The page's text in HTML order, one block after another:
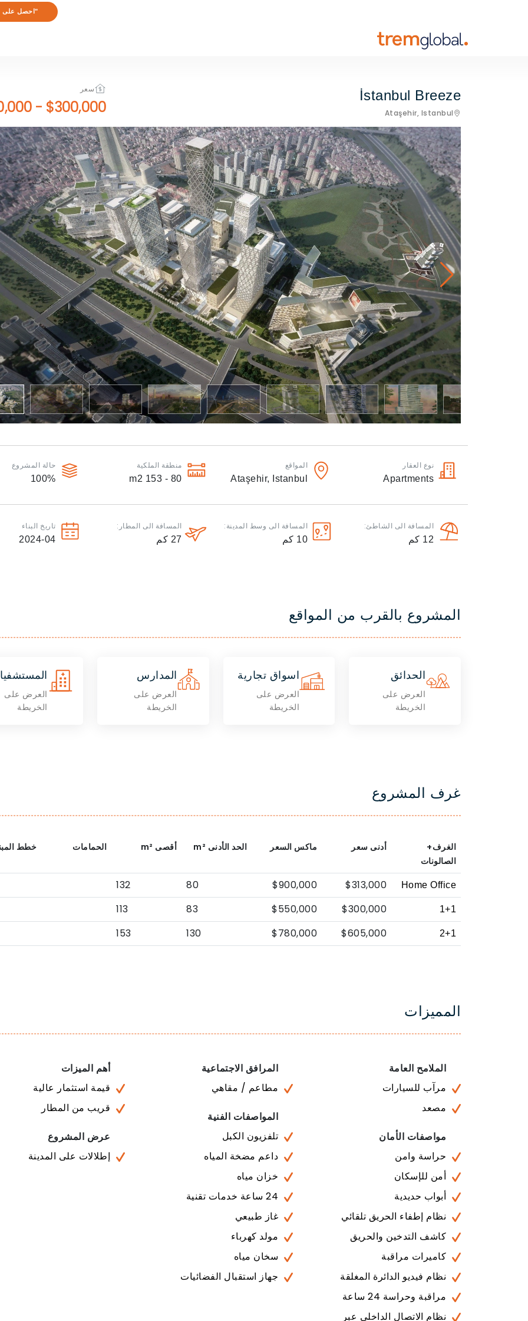
"احصل على
İstanbul Breeze
Ataşehir, Istanbul
سعر
$300,000
-
نوع العقار
Apartments
المواقع
Ataşehir,
Istanbul
منطقة الملكية
80 - 153
حالة المشروع
100%
المسافة الى الشاطئ:
12 كم
المسافة الى وسط المدينة:
10 كم
المسافة الى المطار:
27 كم
تاريخ البناء
2024-04
المشروع بالقرب من المواقع
العرض على
الخريطة
المدارس
العرض على
الخريطة
اسواق تجارية
العرض على
الخريطة
الحدائق
العرض على
الخريطة
غرف المشروع
الغرف+
الصالونات
أدنى سعر ماكس السعر الحد الأدنى أقصى الحمامات خطط
Home Office
$313,000
$900,000
80
132
1+1
$300,000
$550,000
83
113
2+1
$605,000
$780,000
130
153
المميزات
الملامح العامة
مرآب للسيارات
مصعد
مواصفات الأمان
حراسة وامن
أمن للإسكان
أبواب حديدية
نظام إطفاء الحريق تلقائي
كاشف التدخين والحريق
كاميرات مراقبة
نظام فيديو الدائرة المغلقة
مراقبة وحراسة 24 ساعة
نظام الاتصال الداخلي عبر
المرافق الاجتماعية
مطاعم / مقاهي
المواصفات الفنية
تلفزيون الكبل
داعم مضخة المياه
خزان مياه
24 ساعة خدمات تقنية
غاز طبيعي
مولد كهرباء
سخان مياه
جهاز استقبال الفضائيات
أهم الميزات
قيمة استثمار عالية
قريب من المطار
عرض المشروع
إطلالات على المدينة